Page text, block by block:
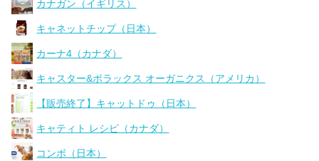
カナガン（イギリス）
キャネットチップ（日本）
カーナ4（カナダ）
キャスター&ポラックス オーガニクス（アメリカ）
【販売終了】キャットドゥ（日本）
キャティト レシピ（カナダ）
コンボ（日本）